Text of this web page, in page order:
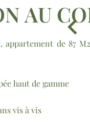
AU
de 87
haut de gamme
vis à vis